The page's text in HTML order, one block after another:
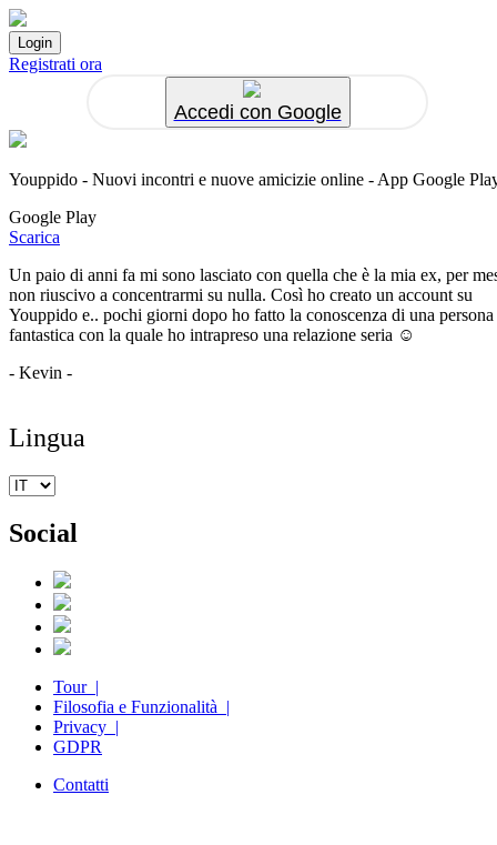
Registrati ora
Accedi con Google
Youppido - Nuovi incontri e nuove amicizie online - App Google
Google Play
Scarica
Un paio di anni fa mi sono lasciato con quella che è la mia ex, per
non riuscivo a concentrarmi su nulla. Così ho creato un account su
Youppido e.. pochi giorni dopo ho fatto la conoscenza di una persona
fantastica con la quale ho intrapreso una relazione seria ☺️
- Kevin -
Lingua
Social
Tour |
Filosofia e Funzionalità |
Privacy |
GDPR
Contatti